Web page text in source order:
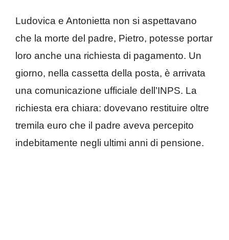
Ludovica e Antonietta non si aspettavano
che la morte del padre, Pietro, potesse portar
loro anche una richiesta di pagamento. Un
giorno, nella cassetta della posta, è arrivata
una comunicazione ufficiale dell’INPS. La
richiesta era chiara: dovevano restituire oltre
tremila euro che il padre aveva percepito
indebitamente negli ultimi anni di pensione.